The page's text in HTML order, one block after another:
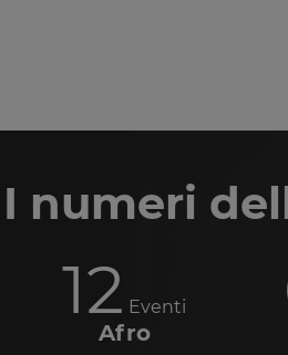
I numeri
12 Eventi
Afro